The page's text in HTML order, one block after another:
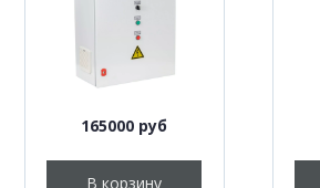
165000 руб
В корзину